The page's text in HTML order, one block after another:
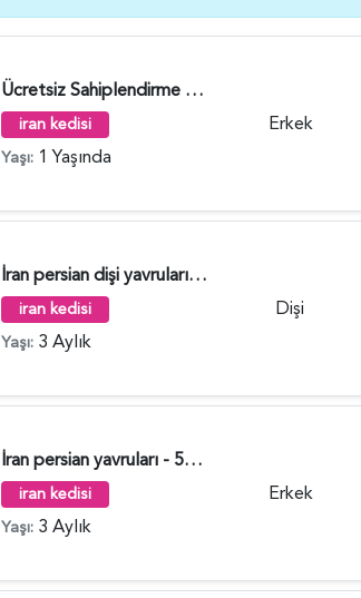
Ücretsiz Sahiplendirme - 5936
iran kedisi
Yaşı: 1 Yaşında
Erkek
İran persian dişi yavruları - 5955
iran kedisi
Yaşı: 3 Aylık
Dişi
İran persian yavruları - 5954
iran kedisi
Yaşı: 3 Aylık
Erkek